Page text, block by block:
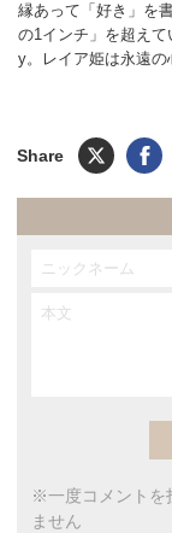
縁あって「好き」を
の1インチ」を超えて
y。レイア姫は永遠の
※一度コメントを
ません